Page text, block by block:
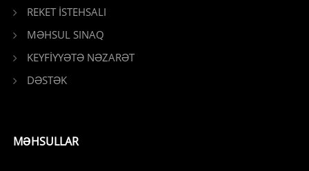
REKET İSTEHSALI
MƏHSUL SINAQ
KEYFİYYƏTƏ NƏZARƏT
DƏSTƏK
MƏHSULLAR